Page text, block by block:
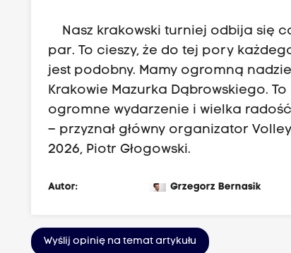
Nasz krakowski turniej odbija się
par. To cieszy, że do tej pory
jest podobny. Mamy ogromną
Krakowie Mazurka Dąbrowskiego.
ogromne wydarzenie i wielka
– przyznał główny organizator
2026, Piotr Głogowski.
Autor: Grzegorz Bernasik
Wyślij opinię na temat artykułu